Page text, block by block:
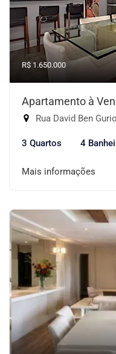
R$ 1.650.000
Apartamento à
Rua David Ben
3 Quartos 4
Mais informações